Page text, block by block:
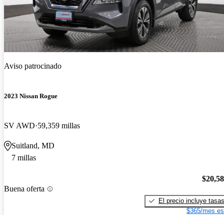
Aviso patrocinado
2023 Nissan Rogue
SV AWD 59,359 millas
Suitland, MD
7 millas
Buena oferta
El precio incluye tasas
$365/mes